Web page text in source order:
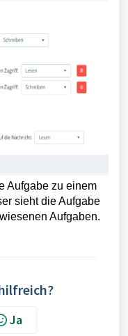
Aufgabe zu einem
sieht die Aufgabe
Aufgaben.
Ja